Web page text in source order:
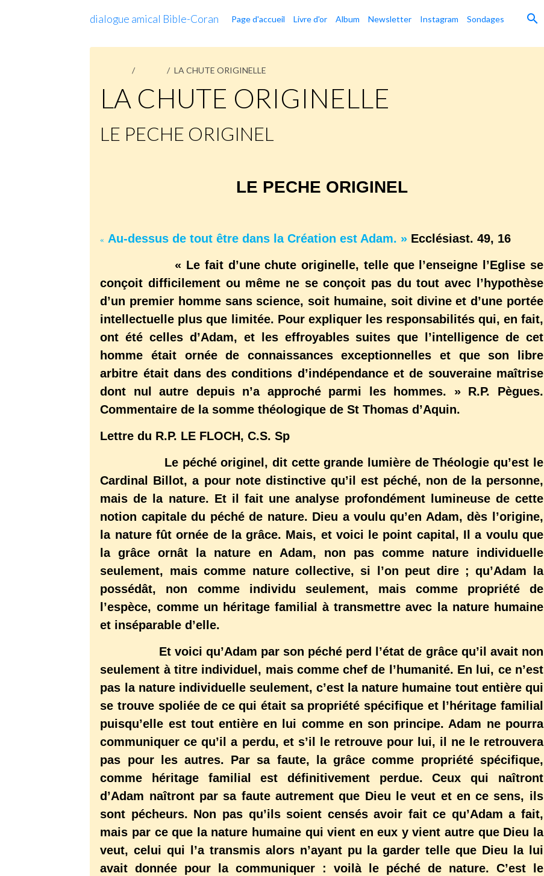
dialogue amical Bible-Coran Page d'accueil Livre d'or Album Newsletter Instagram Sondages
LA CHUTE ORIGINELLE
LA CHUTE ORIGINELLE
LE PECHE ORIGINEL
LE PECHE ORIGINEL
« Au-dessus de tout être dans la Création est Adam. » Ecclésiast. 49, 16
« Le fait d’une chute originelle, telle que l’enseigne l’Eglise se
conçoit difficilement ou même ne se conçoit pas du tout avec l’hypothèse
d’un premier homme sans science, soit humaine, soit divine et d’une portée
intellectuelle plus que limitée. Pour expliquer les responsabilités qui, en fait,
ont été celles d’Adam, et les effroyables suites que l’intelligence de cet
homme était ornée de connaissances exceptionnelles et que son libre
arbitre était dans des conditions d’indépendance et de souveraine maîtrise
dont nul autre depuis n’a approché parmi les hommes. » R.P. Pègues.
Commentaire de la somme théologique de St Thomas d’Aquin.
Lettre du R.P. LE FLOCH, C.S. Sp
Le péché originel, dit cette grande lumière de Théologie qu’est le
Cardinal Billot, a pour note distinctive qu’il est péché, non de la personne,
mais de la nature. Et il fait une analyse profondément lumineuse de cette
notion capitale du péché de nature. Dieu a voulu qu’en Adam, dès l’origine,
la nature fût ornée de la grâce. Mais, et voici le point capital, Il a voulu que
la grâce ornât la nature en Adam, non pas comme nature individuelle
seulement, mais comme nature collective, si l’on peut dire ; qu’Adam la
possédât, non comme individu seulement, mais comme propriété de
l’espèce, comme un héritage familial à transmettre avec la nature humaine
et inséparable d’elle.
Et voici qu’Adam par son péché perd l’état de grâce qu’il avait non
seulement à titre individuel, mais comme chef de l’humanité. En lui, ce n’est
pas la nature individuelle seulement, c’est la nature humaine tout entière qui
se trouve spoliée de ce qui était sa propriété spécifique et l’héritage familial
puisqu’elle est tout entière en lui comme en son principe. Adam ne pourra
communiquer ce qu’il a perdu, et s’il le retrouve pour lui, il ne le retrouvera
pas pour les autres. Par sa faute, la grâce comme propriété spécifique,
comme héritage familial est définitivement perdue. Ceux qui naîtront
d’Adam naîtront par sa faute autrement que Dieu le veut et en ce sens, ils
sont pécheurs. Non pas qu’ils soient censés avoir fait ce qu’Adam a fait,
mais par ce que la nature humaine qui vient en eux y vient autre que Dieu la
veut, celui qui l’a transmis alors n’ayant pu la garder telle que Dieu la lui
avait donnée pour la communiquer : voilà le péché de nature. C’est le